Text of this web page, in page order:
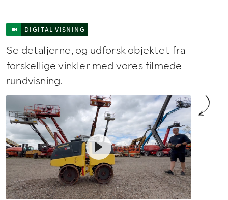
DIGITAL VISNING
Se detaljerne, og udforsk objektet fra
forskellige vinkler med vores filmede
rundvisning.